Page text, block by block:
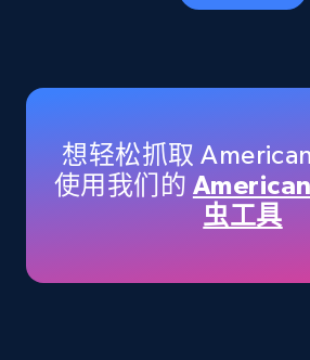
Title, Seller name, Brand,
price, Currency, Availability,
more.
想轻松抓取 American
使用我们的
虫工具